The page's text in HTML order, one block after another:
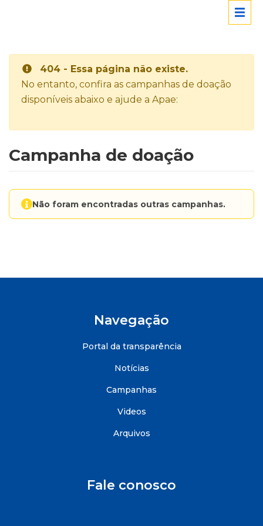
404 - Essa página não existe.
No entanto, confira as campanhas de doação
disponíveis abaixo e ajude a Apae:
Campanha de doação
Não foram encontradas outras campanhas.
Navegação
Portal da transparência
Notícias
Campanhas
Videos
Arquivos
Fale conosco